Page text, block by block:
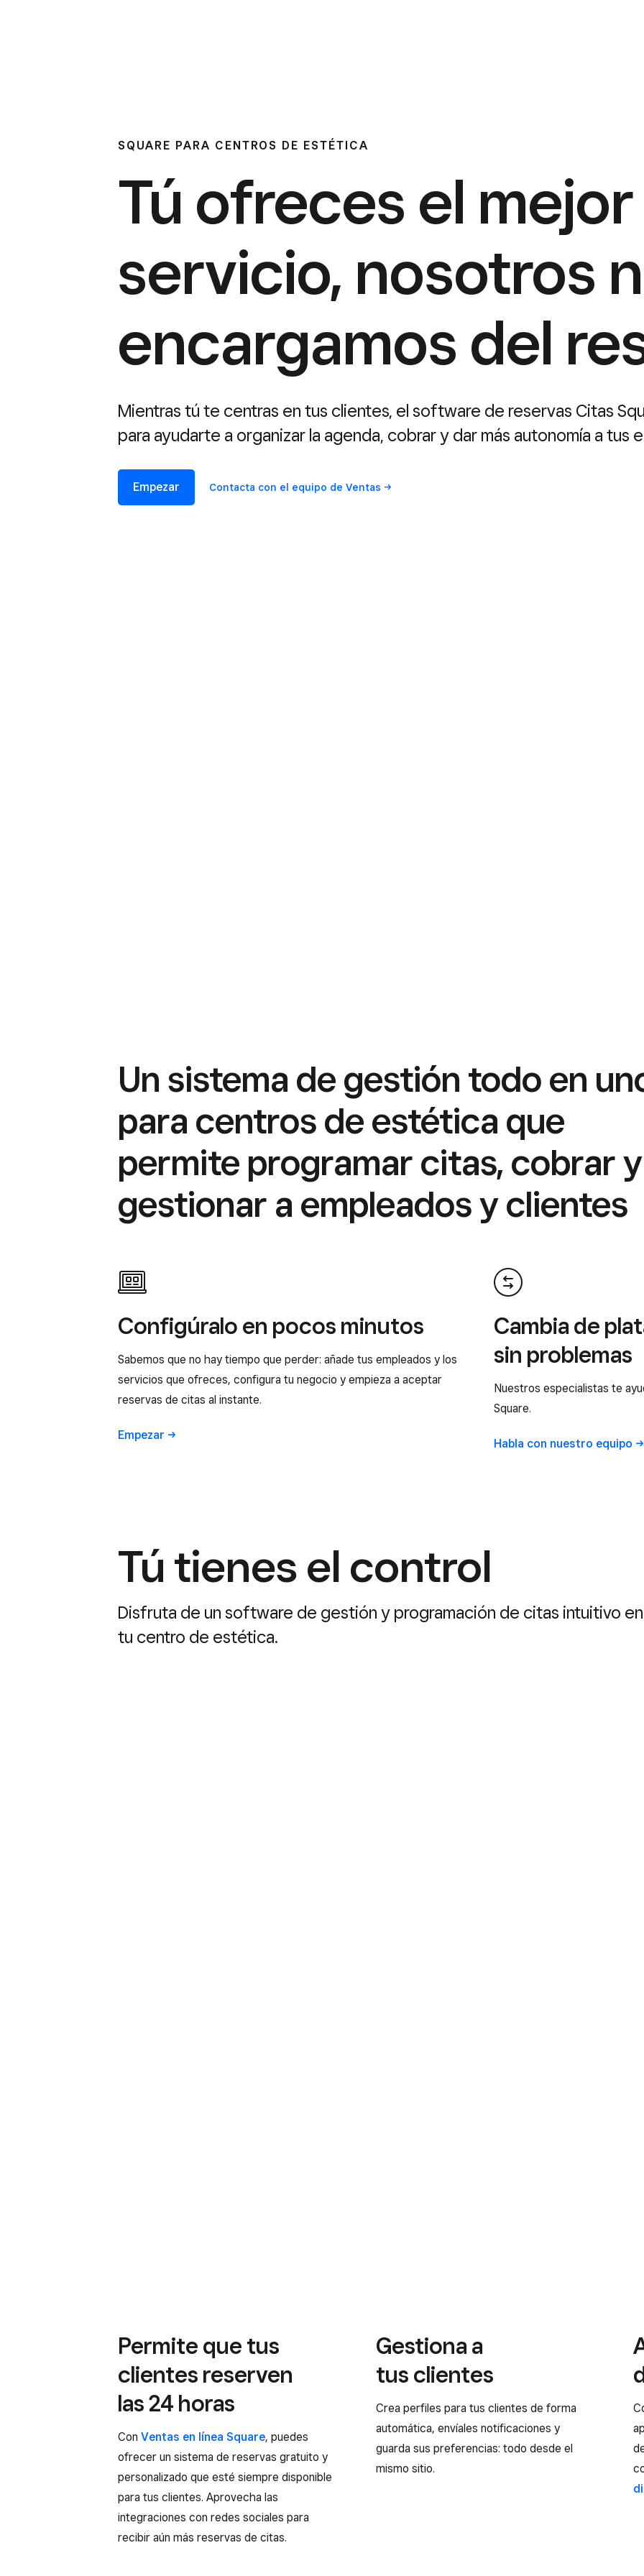
SQUARE PARA CENTROS DE ESTÉTICA
Tú ofreces el mejor
servicio, nosotros
encargamos del
Mientras tú te centras en tus clientes, el software de reservas Citas
para ayudarte a organizar la agenda, cobrar y dar más autonomía a tus
Empezar Contacta con el equipo de Ventas
Un sistema de gestión todo en
para centros de estética que
permite programar citas, cobrar y
gestionar a empleados y clientes
Configúralo en pocos minutos
Sabemos que no hay tiempo que perder: añade tus empleados y los
servicios que ofreces, configura tu negocio y empieza a aceptar
reservas de citas al instante.
Empezar
Cambia de
sin problemas
Nuestros especialistas te
Square.
Habla con nuestro equipo
Tú tienes el control
Disfruta de un software de gestión y programación de citas intuitivo en
tu centro de estética.
Permite que tus
clientes reserven
las 24 horas
Con Ventas en línea Square, puedes
ofrecer un sistema de reservas gratuito y
personalizado que esté siempre disponible
para tus clientes. Aprovecha las
integraciones con redes sociales para
recibir aún más reservas de citas.
Gestiona a
tus clientes
Crea perfiles para tus clientes de forma
automática, envíales notificaciones y
guarda sus preferencias: todo desde el
mismo sitio.